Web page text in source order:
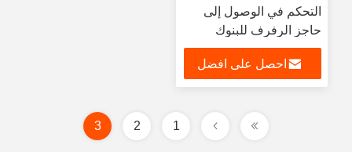
التحكم في الوصول إلى
حاجز الرفرف للبنوك
والفنادق
احصل على افضل
1
2
3